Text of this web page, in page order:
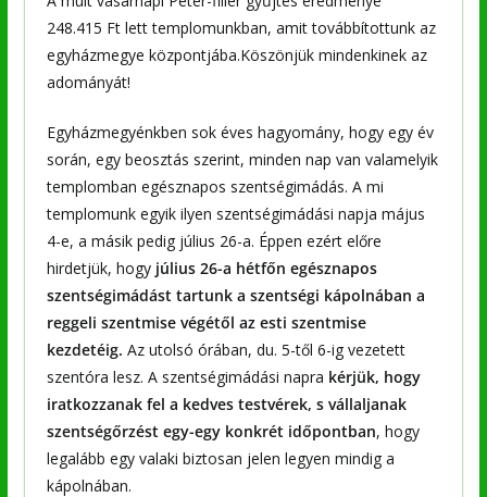
248.415 Ft lett templomunkban, amit továbbítottunk az
egyházmegye központjába.Köszönjük mindenkinek az
adományát!
Egyházmegyénkben sok éves hagyomány, hogy egy év
során, egy beosztás szerint, minden nap van valamelyik
templomban egésznapos szentségimádás. A mi
templomunk egyik ilyen szentségimádási napja május
4-e, a másik pedig július 26-a. Éppen ezért előre
hirdetjük, hogy július 26-a hétfőn egésznapos
szentségimádást tartunk a szentségi kápolnában a
reggeli szentmise végétől az esti szentmise
kezdetéig. Az utolsó órában, du. 5-től 6-ig vezetett
szentóra lesz. A szentségimádási napra kérjük, hogy
iratkozzanak fel a kedves testvérek, s vállaljanak
szentségőrzést egy-egy konkrét időpontban, hogy
legalább egy valaki biztosan jelen legyen mindig a
kápolnában.